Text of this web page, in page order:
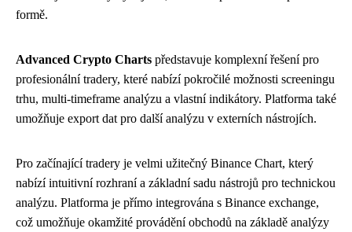
formě.
Advanced Crypto Charts představuje komplexní řešení pro
profesionální tradery, které nabízí pokročilé možnosti screeningu
trhu, multi-timeframe analýzu a vlastní indikátory. Platforma také
umožňuje export dat pro další analýzu v externích nástrojích.
Pro začínající tradery je velmi užitečný Binance Chart, který
nabízí intuitivní rozhraní a základní sadu nástrojů pro technickou
analýzu. Platforma je přímo integrována s Binance exchange,
což umožňuje okamžité provádění obchodů na základě analýzy